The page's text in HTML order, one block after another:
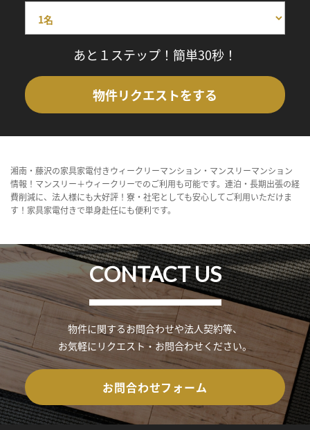
あと１ステップ！簡単30秒！
物件リクエストをする
湘南・藤沢の家具家電付きウィークリーマンション・マンスリーマンション
情報！マンスリー＋ウィークリーでのご利用も可能です。連泊・長期出張の経
費削減に、法人様にも大好評！寮・社宅としても安心してご利用いただけま
す！家具家電付きで単身赴任にも便利です。
CONTACT US
物件に関するお問合わせや法人契約等、
お気軽にリクエスト・お問合わせください。
お問合わせフォーム